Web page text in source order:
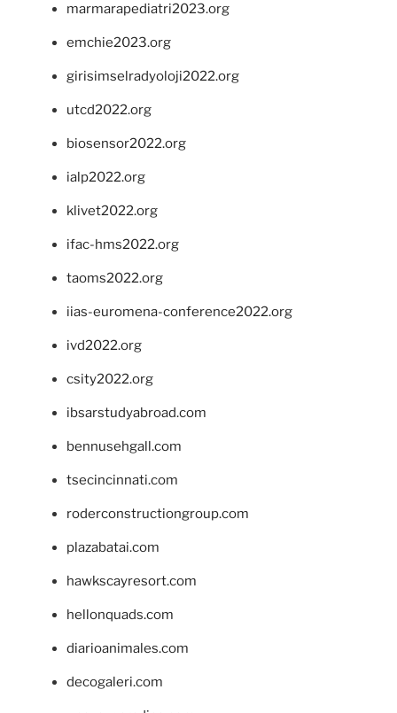
marmarapediatri2023.org
emchie2023.org
girisimselradyoloji2022.org
utcd2022.org
biosensor2022.org
ialp2022.org
klivet2022.org
ifac-hms2022.org
taoms2022.org
iias-euromena-conference2022.org
ivd2022.org
csity2022.org
ibsarstudyabroad.com
bennusehgall.com
tsecincinnati.com
roderconstructiongroup.com
plazabatai.com
hawkscayresort.com
hellonquads.com
diarioanimales.com
decogaleri.com